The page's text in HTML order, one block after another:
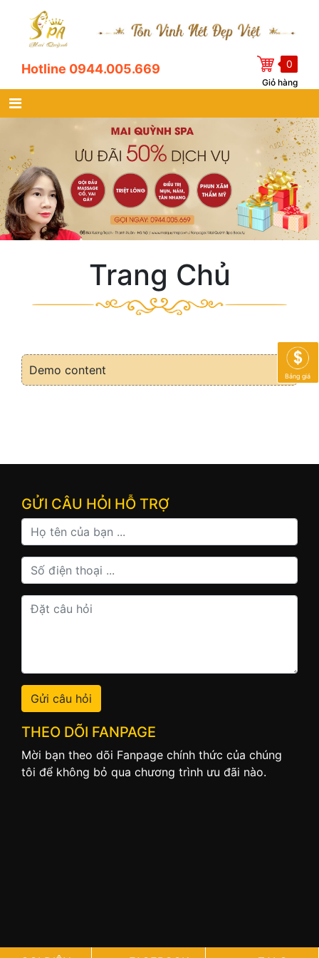
Hotline 0944.005.669 0
Giỏ hàng
Trang Chủ
Demo content
GỬI CÂU HỎI HỖ TRỢ
Gửi câu hỏi
THEO DÕI FANPAGE
Mời bạn theo dõi Fanpage chính thức của chúng
tôi để không bỏ qua chương trình ưu đãi nào.
Bảng giá